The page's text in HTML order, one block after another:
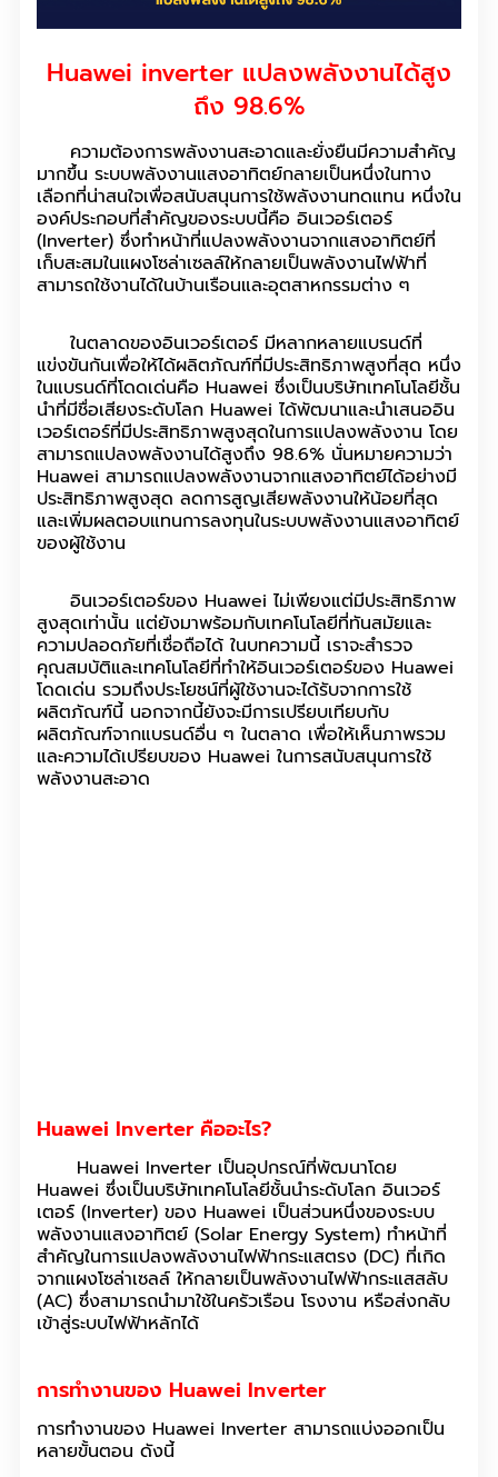
Huawei inverter แปลงพลังงานได้สูง
ถึง 98.6%
ความต้องการพลังงานสะอาดและยั่งยืนมีความสำคัญ
มากขึ้น ระบบพลังงานแสงอาทิตย์กลายเป็นหนึ่งในทาง
เลือกที่น่าสนใจเพื่อสนับสนุนการใช้พลังงานทดแทน หนึ่งใน
องค์ประกอบที่สำคัญของระบบนี้คือ อินเวอร์เตอร์
(Inverter) ซึ่งทำหน้าที่แปลงพลังงานจากแสงอาทิตย์ที่
เก็บสะสมในแผงโซล่าเซลล์ให้กลายเป็นพลังงานไฟฟ้าที่
สามารถใช้งานได้ในบ้านเรือนและอุตสาหกรรมต่าง ๆ
ในตลาดของอินเวอร์เตอร์ มีหลากหลายแบรนด์ที่
แข่งขันกันเพื่อให้ได้ผลิตภัณฑ์ที่มีประสิทธิภาพสูงที่สุด หนึ่ง
ในแบรนด์ที่โดดเด่นคือ Huawei ซึ่งเป็นบริษัทเทคโนโลยีชั้น
นำที่มีชื่อเสียงระดับโลก Huawei ได้พัฒนาและนำเสนออิน
เวอร์เตอร์ที่มีประสิทธิภาพสูงสุดในการแปลงพลังงาน โดย
สามารถแปลงพลังงานได้สูงถึง 98.6% นั่นหมายความว่า
Huawei สามารถแปลงพลังงานจากแสงอาทิตย์ได้อย่างมี
ประสิทธิภาพสูงสุด ลดการสูญเสียพลังงานให้น้อยที่สุด
และเพิ่มผลตอบแทนการลงทุนในระบบพลังงานแสงอาทิตย์
ของผู้ใช้งาน
อินเวอร์เตอร์ของ Huawei ไม่เพียงแต่มีประสิทธิภาพ
สูงสุดเท่านั้น แต่ยังมาพร้อมกับเทคโนโลยีที่ทันสมัยและ
ความปลอดภัยที่เชื่อถือได้ ในบทความนี้ เราจะสำรวจ
คุณสมบัติและเทคโนโลยีที่ทำให้อินเวอร์เตอร์ของ Huawei
โดดเด่น รวมถึงประโยชน์ที่ผู้ใช้งานจะได้รับจากการใช้
ผลิตภัณฑ์นี้ นอกจากนี้ยังจะมีการเปรียบเทียบกับ
ผลิตภัณฑ์จากแบรนด์อื่น ๆ ในตลาด เพื่อให้เห็นภาพรวม
และความได้เปรียบของ Huawei ในการสนับสนุนการใช้
พลังงานสะอาด
Huawei Inverter คืออะไร?
Huawei Inverter เป็นอุปกรณ์ที่พัฒนาโดย
Huawei ซึ่งเป็นบริษัทเทคโนโลยีชั้นนำระดับโลก อินเวอร์
เตอร์ (Inverter) ของ Huawei เป็นส่วนหนึ่งของระบบ
พลังงานแสงอาทิตย์ (Solar Energy System) ทำหน้าที่
สำคัญในการแปลงพลังงานไฟฟ้ากระแสตรง (DC) ที่เกิด
จากแผงโซล่าเซลล์ ให้กลายเป็นพลังงานไฟฟ้ากระแสสลับ
(AC) ซึ่งสามารถนำมาใช้ในครัวเรือน โรงงาน หรือส่งกลับ
เข้าสู่ระบบไฟฟ้าหลักได้
การทำงานของ Huawei Inverter
การทำงานของ Huawei Inverter สามารถแบ่งออกเป็น
หลายขั้นตอน ดังนี้